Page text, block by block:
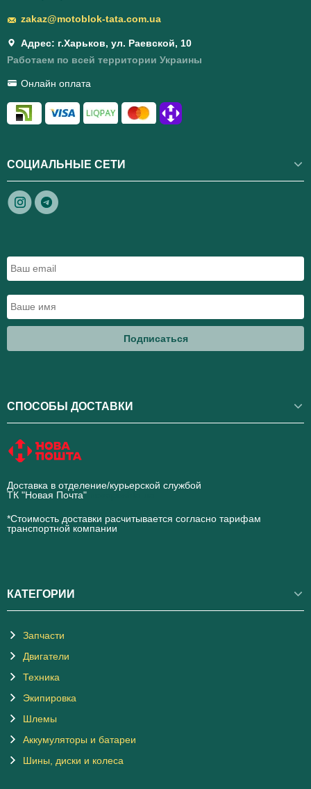
zakaz@motoblok-tata.com.ua
Адрес: г.Харьков, ул. Раевской, 10
Работаем по всей территории Украины
Онлайн оплата
СОЦИАЛЬНЫЕ СЕТИ
Подписаться
СПОСОБЫ ДОСТАВКИ
Доставка в отделение/курьерской службой
ТК "Новая Почта"
*Стоимость доставки расчитывается согласно тарифам
транспортной компании
КАТЕГОРИИ
Запчасти
Двигатели
Техника
Экипировка
Шлемы
Аккумуляторы и батареи
Шины, диски и колеса